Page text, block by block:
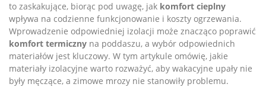
to zaskakujące, biorąc pod uwagę, jak komfort cieplny
wpływa na codzienne funkcjonowanie i koszty ogrzewania.
Wprowadzenie odpowiedniej izolacji może znacząco poprawić
komfort termiczny na poddaszu, a wybór odpowiednich
materiałów jest kluczowy. W tym artykule omówię, jakie
materiały izolacyjne warto rozważyć, aby wakacyjne upały nie
były męczące, a zimowe mrozy nie stanowiły problemu.